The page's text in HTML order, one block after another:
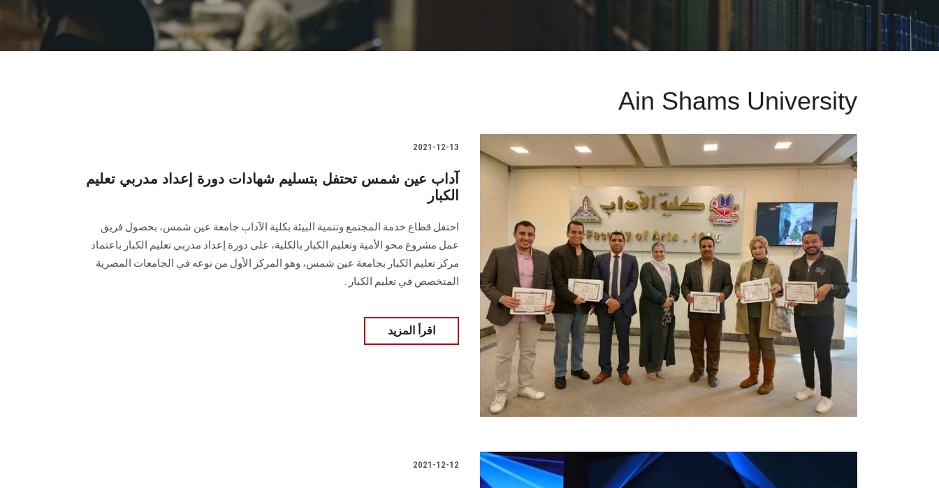
Ain Shams University
2021-12-13
آداب عين شمس تحتفل بتسليم شهادات دورة إعداد مدربي تعليم
الكبار
احتفل قطاع خدمة المجتمع وتنمية البيئة بكلية الآداب جامعة عين شمس، بحصول فريق
عمل مشروع محو الأمية وتعليم الكبار بالكلية، على دورة إعداد مدربي تعليم الكبار باعتماد
مركز تعليم الكبار بجامعة عين شمس، وهو المركز الأول من نوعه في الجامعات المصرية
المتخصص في تعليم الكبار .
اقرأ المزيد
2021-12-12